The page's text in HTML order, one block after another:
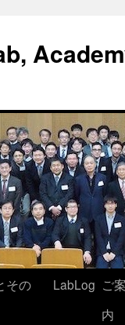
その
LabLog ご
内